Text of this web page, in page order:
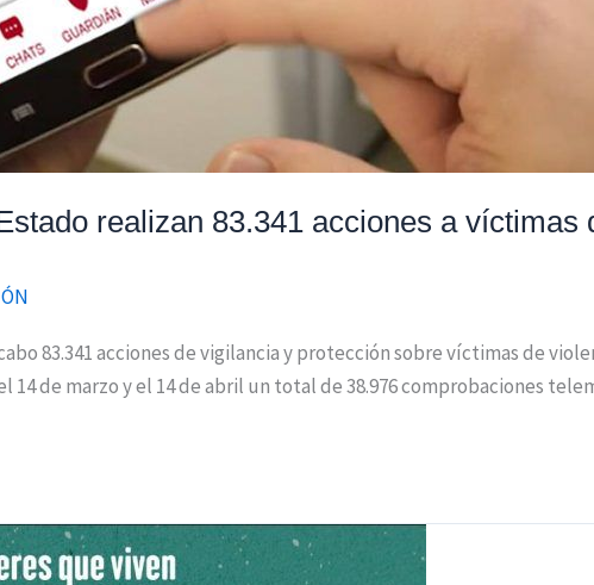
realizan 83.341 acciones a víctimas
83.341 acciones de vigilancia y protección sobre víctimas de
14 de marzo y el 14 de abril un total de 38.976 comprobaciones